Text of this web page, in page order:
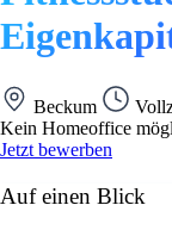
Beckum
Kein Homeoffice
Jetzt bewerben
Auf einen Blick